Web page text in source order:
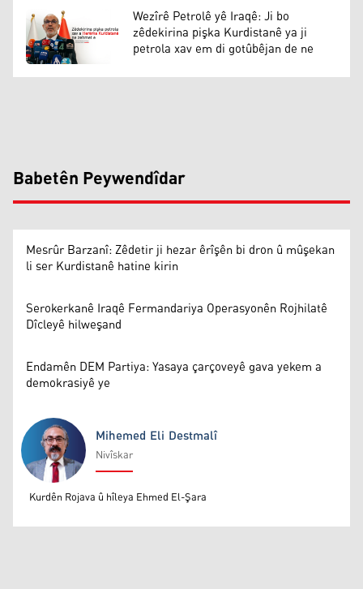
Wezîrê Petrolê yê Iraqê: Ji bo
zêdekirina pişka Kurdistanê ya ji
petrola xav em di gotûbêjan de ne
Babetên Peywendîdar
Mesrûr Barzanî: Zêdetir ji hezar êrîşên bi dron û mûşekan
li ser Kurdistanê hatine kirin
Serokerkanê Iraqê Fermandariya Operasyonên Rojhilatê
Dîcleyê hilweşand
Endamên DEM Partiya: Yasaya çarçoveyê gava yekem a
demokrasiyê ye
Mihemed Eli Destmalî
Mihemed Eli Destmalî
Nivîskar
Kurdên Rojava û hîleya Ehmed El-Şara